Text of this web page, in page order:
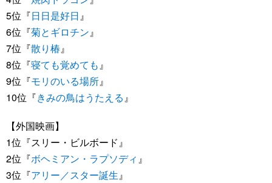
5位『日日是好日』
6位『菊とギロチン』
7位『散り椿』
8位『寝ても覚めても』
9位『モリのいる場所』
10位『きみの鳥はうたえる』
【外国映画】
1位『スリー・ビルボード』
2位『ボヘミアン・ラプソディ 』
3位『アリー／スター誕生 』